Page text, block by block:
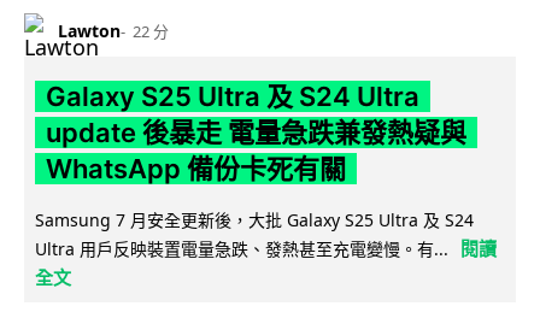
Lawton 22 分
Galaxy S25 Ultra 及 S24 Ultra
update 後暴走 電量急跌兼發熱疑與
WhatsApp 備份卡死有關
Samsung 7 月安全更新後，大批 Galaxy S25 Ultra 及 S24
Ultra 用戶反映裝置電量急跌、發熱甚至充電變慢。有...
閱讀
全文